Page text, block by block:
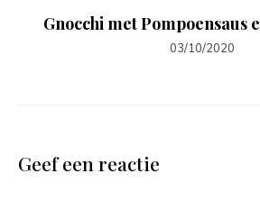
Gnocchi met Pompoensaus
03/10/2020
Geef een reactie